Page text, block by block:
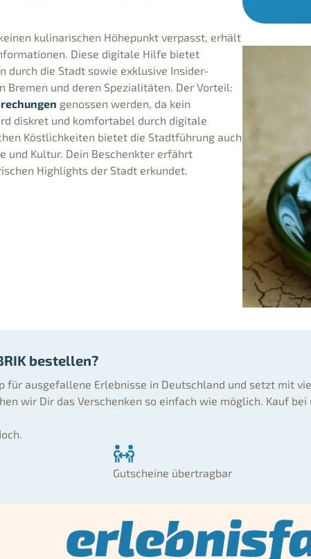
kulinarischen Höhepunkt verpasst, erhält
Diese digitale Hilfe bietet
durch die Stadt sowie exklusive Insider-
und deren Spezialitäten. Der Vorteil:
genossen werden, da kein
diskret und komfortabel durch digitale
Köstlichkeiten bietet die Stadtführung auch
und Kultur. Dein Beschenkter erfährt
Highlights der Stadt erkundet.
bestellen?
für ausgefallene Erlebnisse in Deutschland und setzt mit
wir Dir das Verschenken so einfach wie möglich. Kauf
Gutscheine übertragbar